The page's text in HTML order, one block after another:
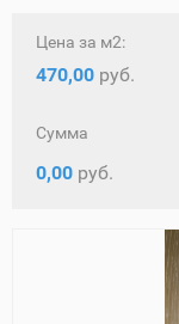
Цена за м2:
470,00 руб.
Сумма
0,00 руб.